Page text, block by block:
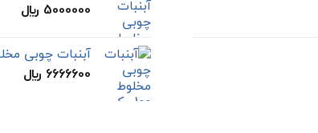
5000000 ﷼
آبنبات چوبی مخلوط 120
6666600 ﷼